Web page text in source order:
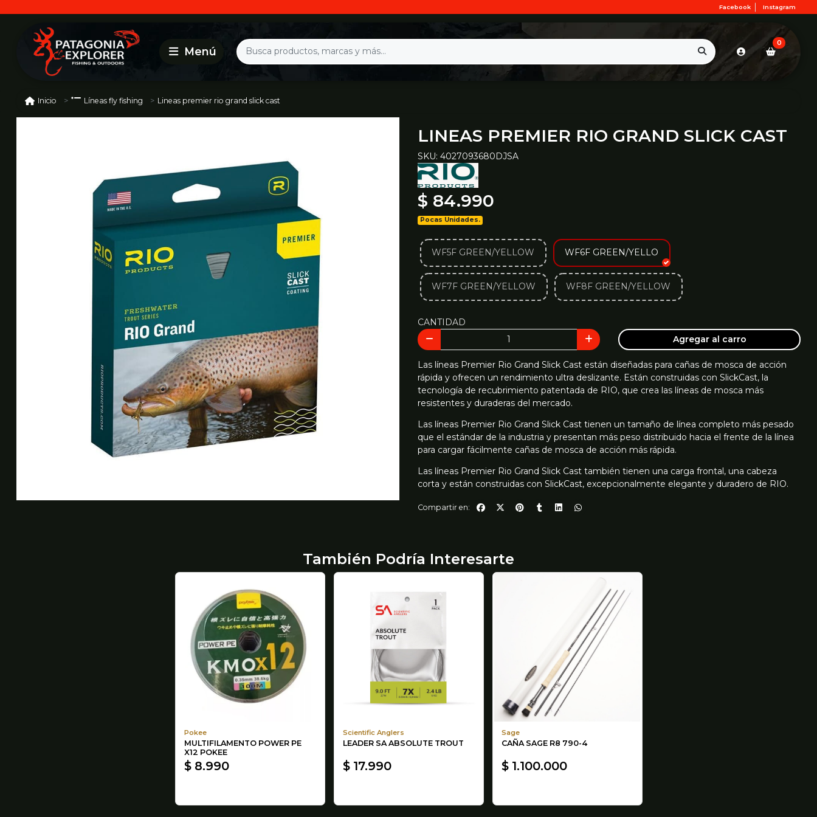
Facebook Instagram
0
Inicio Líneas fly fishing Lineas premier rio grand slick cast
LINEAS PREMIER RIO GRAND SLICK CAST
SKU: 4027093680DJSA
$ 84.990
Pocas Unidades.
WF5F GREEN/YELLOW WF6F GREEN/YELLO
WF7F GREEN/YELLOW WF8F GREEN/YELLOW
CANTIDAD
Agregar al carro
Las líneas Premier Rio Grand Slick Cast están diseñadas para cañas de mosca de acción
rápida y ofrecen un rendimiento ultra deslizante. Están construidas con SlickCast, la
tecnología de recubrimiento patentada de RIO, que crea las líneas de mosca más
resistentes y duraderas del mercado.
Las líneas Premier Rio Grand Slick Cast tienen un tamaño de línea completo más pesado
que el estándar de la industria y presentan más peso distribuido hacia el frente de la línea
para cargar fácilmente cañas de mosca de acción más rápida.
Las líneas Premier Rio Grand Slick Cast también tienen una carga frontal, una cabeza
corta y están construidas con SlickCast, excepcionalmente elegante y duradero de RIO.
Compartir en:
También Podría Interesarte
Pokee
MULTIFILAMENTO POWER PE
X12 POKEE
$ 8.990
Scientific Anglers
LEADER SA ABSOLUTE TROUT
$ 17.990
Sage
CAÑA SAGE R8 790-4
$ 1.100.000